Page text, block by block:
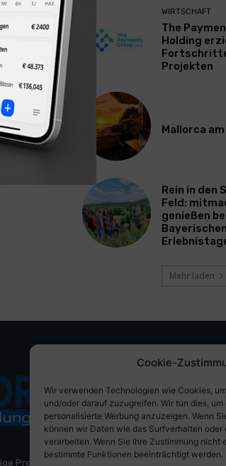
Cookie-
Wir verwenden Technologien wie Cookies,
und/oder darauf zuzugreifen. Wir tun dies,
personalisierte Werbung anzuzeigen. Wenn
können wir Daten wie das Surfverhalten oder
verarbeiten. Wenn Sie Ihre Zustimmung
bestimmte Funktionen beeinträchtigt werden.
WIRTSCHAFT
The
Holding
Projekten
Mallorca
Rein in den
Feld:
genießen
Mehr laden
PresseMitteilungen auf PresseWorld